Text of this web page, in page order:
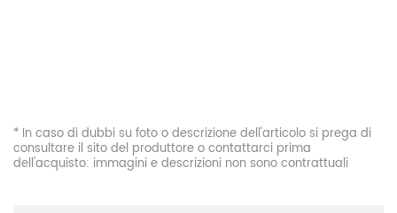
* In caso di dubbi su foto o descrizione dell'articolo si prega di
consultare il sito del produttore o contattarci prima
dell'acquisto: immagini e descrizioni non sono contrattuali